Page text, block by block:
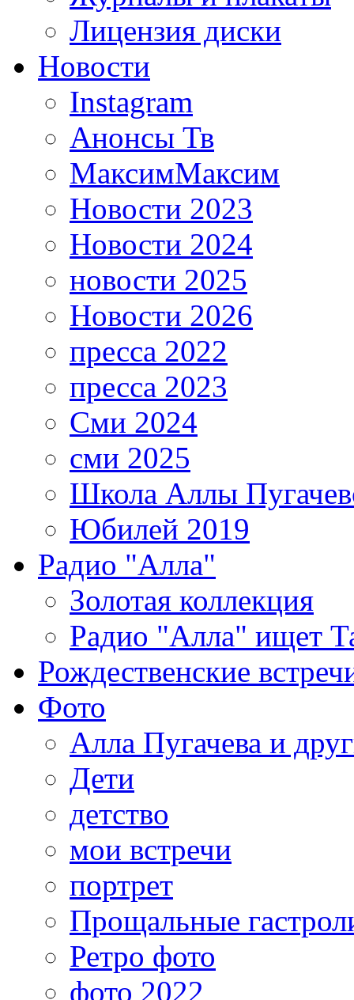
Лицензия диски
Новости
Instagram
Анонсы Тв
МаксимМаксим
Новости 2023
Новости 2024
новости 2025
Новости 2026
пресса 2022
пресса 2023
Сми 2024
сми 2025
Школа Аллы
Юбилей 2019
Радио "Алла"
Золотая коллекция
Радио "Алла" ищет
Рождественские
Фото
Алла Пугачева и
Дети
детство
мои встречи
портрет
Прощальные
Ретро фото
фото 2022